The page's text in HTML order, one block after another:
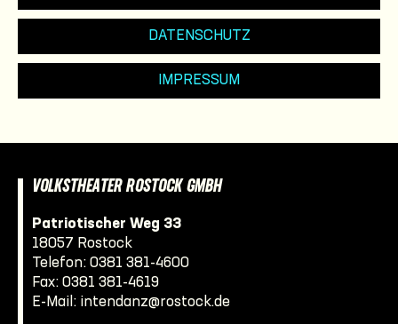
DATENSCHUTZ
IMPRESSUM
VOLKSTHEATER ROSTOCK GMBH
Patriotischer Weg 33
18057 Rostock
Telefon: 0381 381-4600
Fax: 0381 381-4619
E-Mail: intendanz@rostock.de